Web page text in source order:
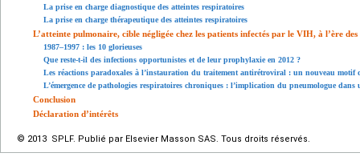
La prise en charge diagnostique des atteintes respiratoires
La prise en charge thérapeutique des atteintes respiratoires
L’atteinte pulmonaire, cible négligée chez les patients infectés par le VIH, à l’ère
1987–1997 : les 10 glorieuses
Que reste-t-il des infections opportunistes et de leur prophylaxie en 2012 ?
Les réactions paradoxales à l’instauration du traitement antirétroviral : un nouveau motif
L’émergence de pathologies respiratoires chroniques : l’implication du pneumologue
Conclusion
Déclaration d’intérêts
© 2013 SPLF. Publié par Elsevier Masson SAS. Tous droits réservés.